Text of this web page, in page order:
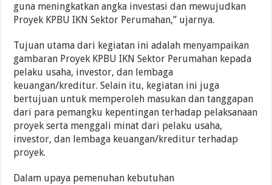
guna meningkatkan angka investasi dan mewujudkan
Proyek KPBU IKN Sektor Perumahan,” ujarnya.
Tujuan utama dari kegiatan ini adalah menyampaikan
gambaran Proyek KPBU IKN Sektor Perumahan kepada
pelaku usaha, investor, dan lembaga
keuangan/kreditur. Selain itu, kegiatan ini juga
bertujuan untuk memperoleh masukan dan tanggapan
dari para pemangku kepentingan terhadap pelaksanaan
proyek serta menggali minat dari pelaku usaha,
investor, dan lembaga keuangan/kreditur terhadap
proyek.
Dalam upaya pemenuhan kebutuhan